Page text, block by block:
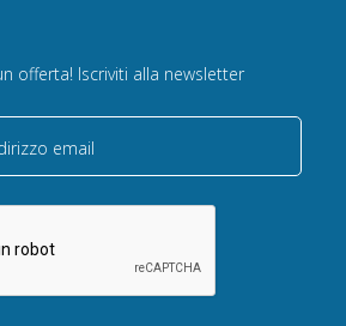
offerta! Iscriviti alla newsletter
email